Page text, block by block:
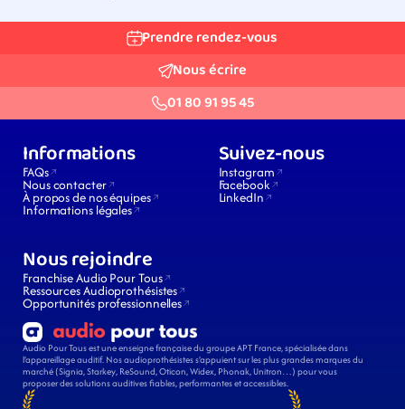
Prendre rendez-vous
Nous écrire
01 80 91 95 45
Audio Pour Tous est une enseigne française du groupe APT France, spécialisée dans
l’appareillage auditif. Nos audioprothésistes s’appuient sur les plus grandes marques du
marché (Signia, Starkey, ReSound, Oticon, Widex, Phonak, Unitron…) pour vous
proposer des solutions auditives fiables, performantes et accessibles.
Informations
FAQs
Nous contacter
À propos de nos équipes
Informations légales
Suivez-nous
Instagram
Facebook
LinkedIn
Nous rejoindre
Franchise Audio Pour Tous
Ressources Audioprothésistes
Opportunités professionnelles